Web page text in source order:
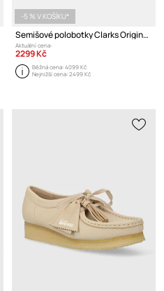
-5 % V KOŠÍKU*
Semišové polobotky Clarks Originals Wallabee
Aktuální cena:
2299 Kč
Běžná cena:4099 Kč
Nejnižší cena:2499 Kč